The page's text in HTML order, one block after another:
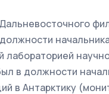
лабораторией
в должности
в Антарктику